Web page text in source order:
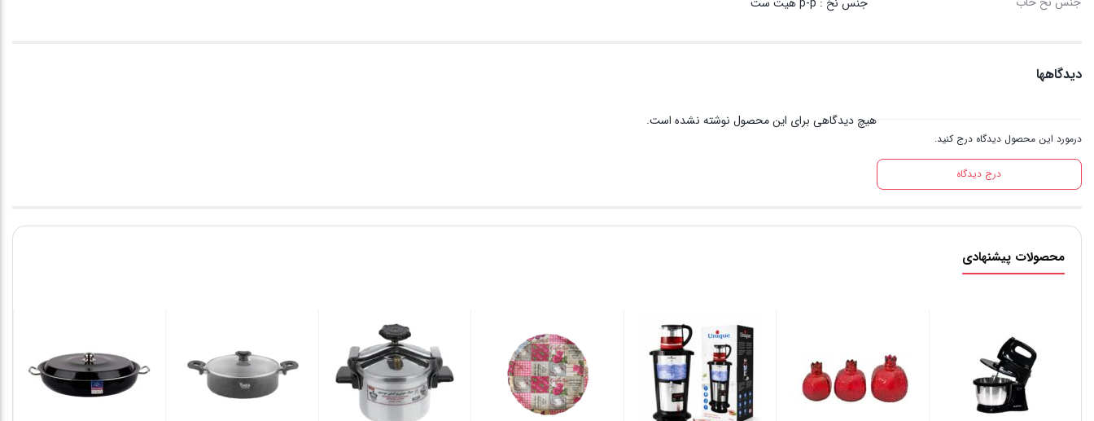
دیدگاهها
درمورد این محصول دیدگاه درج کنید.
درج دیدگاه
هیچ دیدگاهی برای این محصول نوشته نشده است.
محصولات پیشنهادی